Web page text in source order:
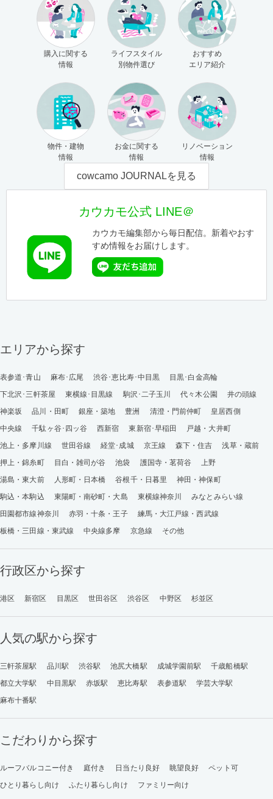
購入に関する
情報
ライフスタイル
別物件選び
おすすめ
エリア紹介
物件・建物
情報
お金に関する
情報
リノベーション
情報
cowcamo JOURNALを見る
カウカモ公式 LINE＠
カウカモ編集部から毎日配信。新着やおす
すめ情報をお届けします。
エリアから探す
表参道･青山 麻布･広尾 渋谷･恵比寿･中目黒
目黒･白金高輪
下北沢･三軒茶屋
東横線･目黒線 駒沢･二子玉川 代々木公園
井の頭線
神楽坂
品川・田町 銀座・築地 豊洲 清澄・門前仲町
皇居西側
中央線
千駄ヶ谷･四ッ谷 西新宿 東新宿･早稲田
戸越・大井町
池上・多摩川線
世田谷線 経堂･成城 京王線 森下・住吉
浅草・蔵前
押上・錦糸町
目白・雑司が谷 池袋 護国寺・茗荷谷
上野
湯島・東大前
人形町・日本橋 谷根千・日暮里
神田・神保町
駒込・本駒込
東陽町・南砂町・大島 東横線神奈川
みなとみらい線
田園都市線神奈川
赤羽・十条・王子
練馬・大江戸線・西武線
板橋・三田線・東武線
中央線多摩 京急線 その他
行政区から探す
港区 新宿区 目黒区 世田谷区 渋谷区 中野区 杉並区
人気の駅から探す
三軒茶屋駅 品川駅 渋谷駅 池尻大橋駅 成城学園前駅
千歳船橋駅
都立大学駅
中目黒駅 赤坂駅 恵比寿駅 表参道駅
学芸大学駅
麻布十番駅
こだわりから探す
ルーフバルコニー付き 庭付き 日当たり良好 眺望良好
ペット可
ひとり暮らし向け
ふたり暮らし向け ファミリー向け